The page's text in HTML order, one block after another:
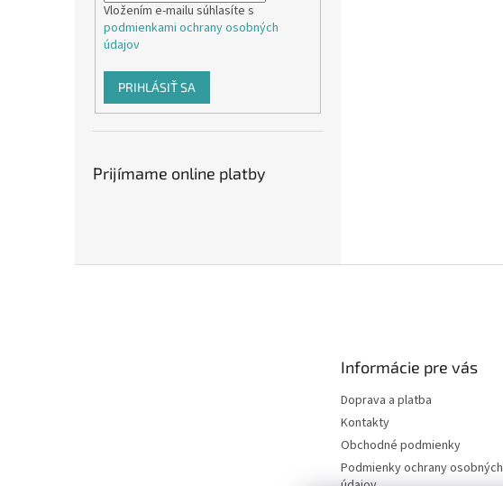
Vložením e-mailu súhlasíte s
podmienkami ochrany osobných
údajov
PRIHLÁSIŤ SA
Prijímame online platby
Informácie pre vás
Doprava a platba
Kontakty
Obchodné podmienky
Podmienky ochrany osobných